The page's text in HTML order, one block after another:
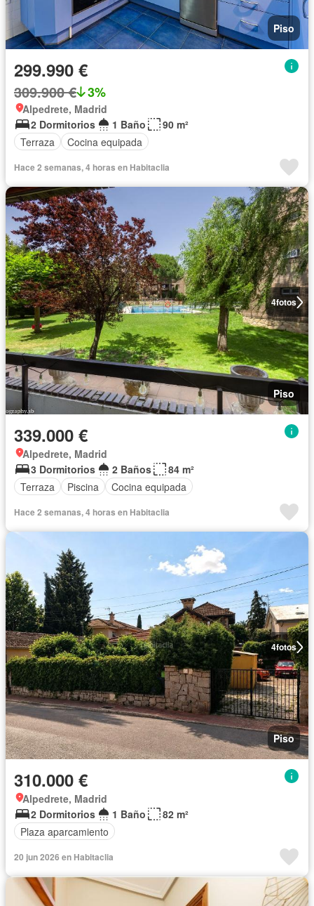
Piso
299.990 €
309.900 € 3%
Alpedrete, Madrid
2 Dormitorios
1 Baño
90 m²
Terraza
Cocina equipada
Hace 2 semanas, 4 horas en Habitaclia
4fotos
Piso
339.000 €
Alpedrete, Madrid
3 Dormitorios
2 Baños
84 m²
Terraza
Piscina Cocina equipada
Hace 2 semanas, 4 horas en Habitaclia
4fotos
Piso
310.000 €
Alpedrete, Madrid
2 Dormitorios
1 Baño
82 m²
Plaza aparcamiento
20 jun 2026 en Habitaclia